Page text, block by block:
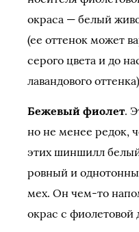
окраса — белый
(ее оттенок может
серого цвета и до
лавандового
Бежевый фиолет.
но не менее редок,
этих шиншилл
ровный и
мех. Он чем-то
окрас с